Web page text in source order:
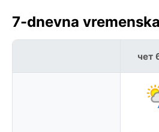
7-dnevna
чет